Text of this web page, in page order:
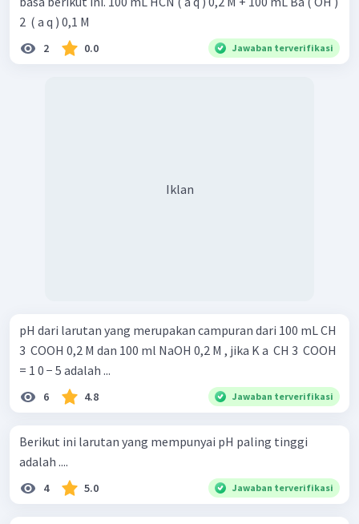
2 ​ ( a q ) 0,1 M
2 0.0 Jawaban terverifikasi
Iklan
pH dari larutan yang merupakan campuran dari 100 mL CH
3 ​ COOH 0,2 M dan 100 ml NaOH 0,2 M , jika K a ​ CH 3 ​ COOH
= 1 0 − 5 adalah ...
6 4.8 Jawaban terverifikasi
Berikut ini larutan yang mempunyai pH paling tinggi
adalah ....
4 5.0 Jawaban terverifikasi